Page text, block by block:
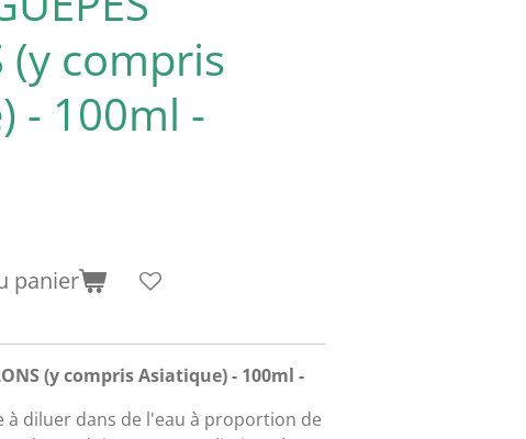
(y compris
- 100ml -
panier
(y compris Asiatique) - 100ml -
à diluer dans de l'eau à proportion de